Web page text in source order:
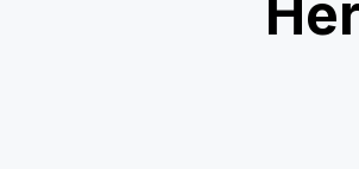
Ganador